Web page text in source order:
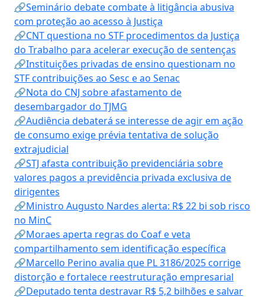
🔗Seminário debate combate à litigância abusiva
com proteção ao acesso à Justiça
🔗CNT questiona no STF procedimentos da Justiça
do Trabalho para acelerar execução de sentenças
🔗Instituições privadas de ensino questionam no
STF contribuições ao Sesc e ao Senac
🔗Nota do CNJ sobre afastamento de
desembargador do TJMG
🔗Audiência debaterá se interesse de agir em ação
de consumo exige prévia tentativa de solução
extrajudicial
🔗STJ afasta contribuição previdenciária sobre
valores pagos a previdência privada exclusiva de
dirigentes
🔗Ministro Augusto Nardes alerta: R$ 22 bi sob risco
no MinC
🔗Moraes aperta regras do Coaf e veta
compartilhamento sem identificação específica
🔗Marcello Perino avalia que PL 3186/2025 corrige
distorção e fortalece reestruturação empresarial
🔗Deputado tenta destravar R$ 5,2 bilhões e salvar